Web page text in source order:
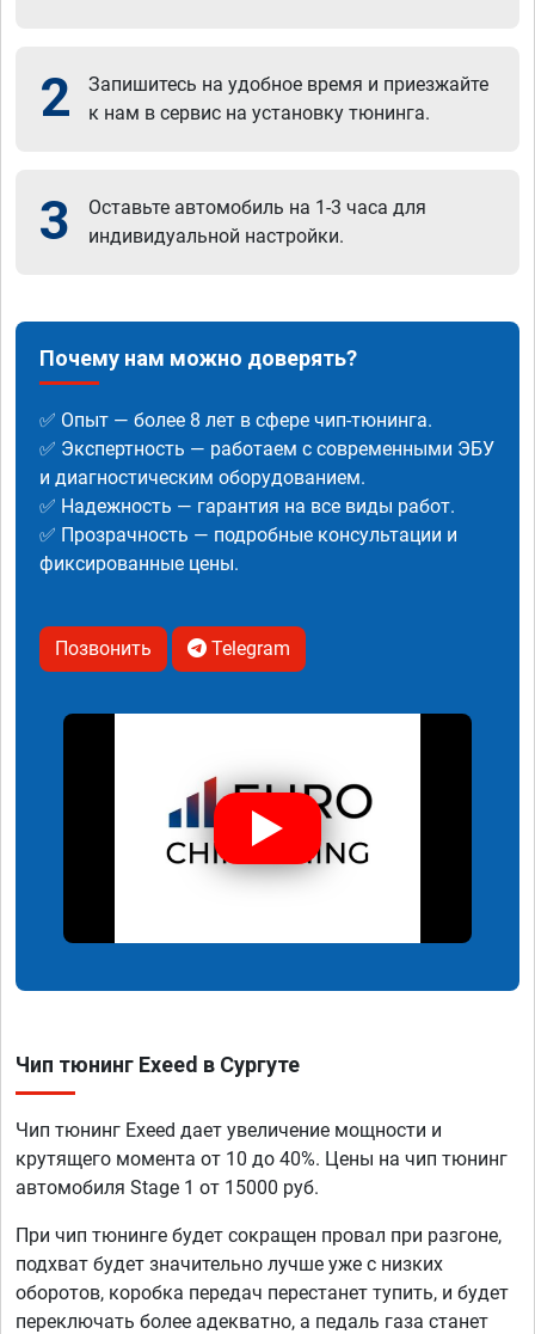
2
Запишитесь на удобное время и приезжайте
к нам в сервис на установку тюнинга.
3
Оставьте автомобиль на 1-3 часа для
индивидуальной настройки.
Почему нам можно доверять?
✅ Опыт — более 8 лет в сфере чип-тюнинга.
✅ Экспертность — работаем с современными ЭБУ
и диагностическим оборудованием.
✅ Надежность — гарантия на все виды работ.
✅ Прозрачность — подробные консультации и
фиксированные цены.
Позвонить Telegram
Чип тюнинг Exeed в Сургуте
Чип тюнинг Exeed дает увеличение мощности и
крутящего момента от 10 до 40%. Цены на чип тюнинг
автомобиля Stage 1 от 15000 руб.
При чип тюнинге будет сокращен провал при разгоне,
подхват будет значительно лучше уже с низких
оборотов, коробка передач перестанет тупить, и будет
переключать более адекватно, а педаль газа станет